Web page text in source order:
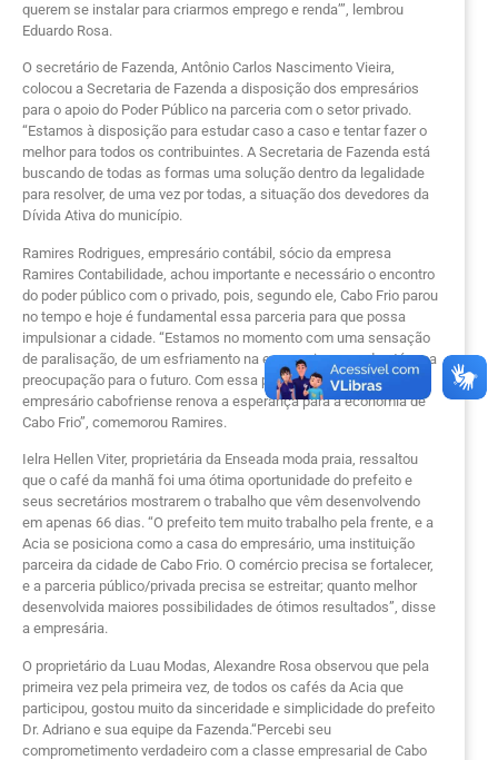
querem se instalar para criarmos emprego e renda’”, lembrou
Eduardo Rosa.
O secretário de Fazenda, Antônio Carlos Nascimento Vieira,
colocou a Secretaria de Fazenda a disposição dos empresários
para o apoio do Poder Público na parceria com o setor privado.
“Estamos à disposição para estudar caso a caso e tentar fazer o
melhor para todos os contribuintes. A Secretaria de Fazenda está
buscando de todas as formas uma solução dentro da legalidade
para resolver, de uma vez por todas, a situação dos devedores da
Dívida Ativa do município.
Ramires Rodrigues, empresário contábil, sócio da empresa
Ramires Contabilidade, achou importante e necessário o encontro
do poder público com o privado, pois, segundo ele, Cabo Frio parou
no tempo e hoje é fundamental essa parceria para que possa
impulsionar a cidade. “Estamos no momento com uma sensação
de paralisação, de um esfriamento na economia, gerando até uma
preocupação para o futuro. Com essa parceria público/privado, o
empresário cabofriense renova a esperança para a economia de
Cabo Frio”, comemorou Ramires.
Ielra Hellen Viter, proprietária da Enseada moda praia, ressaltou
que o café da manhã foi uma ótima oportunidade do prefeito e
seus secretários mostrarem o trabalho que vêm desenvolvendo
em apenas 66 dias. “O prefeito tem muito trabalho pela frente, e a
Acia se posiciona como a casa do empresário, uma instituição
parceira da cidade de Cabo Frio. O comércio precisa se fortalecer,
e a parceria público/privada precisa se estreitar; quanto melhor
desenvolvida maiores possibilidades de ótimos resultados”, disse
a empresária.
O proprietário da Luau Modas, Alexandre Rosa observou que pela
primeira vez pela primeira vez, de todos os cafés da Acia que
participou, gostou muito da sinceridade e simplicidade do prefeito
Dr. Adriano e sua equipe da Fazenda.“Percebi seu
comprometimento verdadeiro com a classe empresarial de Cabo